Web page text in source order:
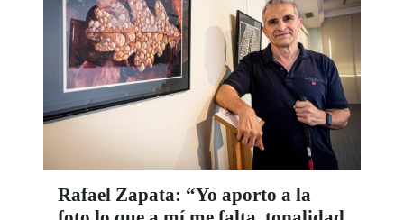
Rafael Zapata: “Yo aporto a la